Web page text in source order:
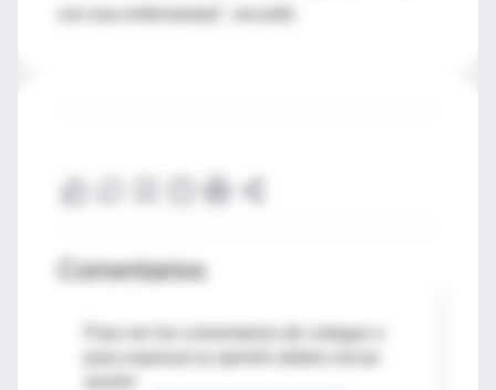
Comentarios
Para ver los comentarios de colegas o